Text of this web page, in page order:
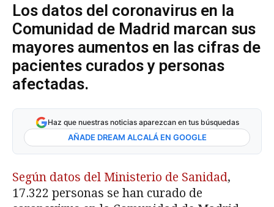
Los datos del coronavirus en la
Comunidad de Madrid marcan sus
mayores aumentos en las cifras de
pacientes curados y personas
afectadas.
Haz que nuestras noticias aparezcan en tus búsquedas
AÑADE DREAM ALCALÁ EN GOOGLE
Según datos del Ministerio de Sanidad,
17.322 personas se han curado de